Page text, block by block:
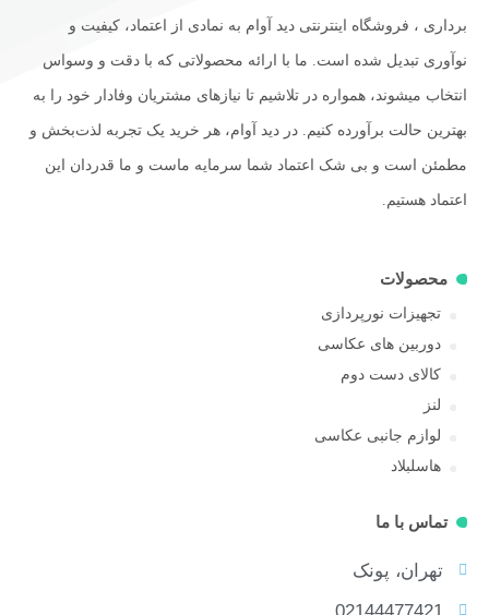
برداری ، فروشگاه اینترنتی دید آوام به نمادی از اعتماد، کیفیت و
نوآوری تبدیل شده است. ما با ارائه محصولاتی که با دقت و وسواس
انتخاب میشوند، همواره در تلاشیم تا نیازهای مشتریان وفادار خود را به
بهترین حالت برآورده کنیم. در دید آوام، هر خرید یک تجربه لذت‌بخش و
مطمئن است و بی شک اعتماد شما سرمایه ماست و ما قدردان این
اعتماد هستیم.
محصولات
تجهیزات نورپردازی
دوربین های عکاسی
کالای دست دوم
لنز
لوازم جانبی عکاسی
هاسلبلاد
تماس با ما
تهران، پونک
02144477421